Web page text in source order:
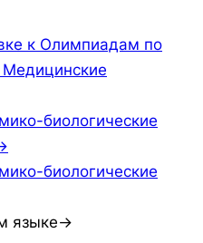
к Олимпиадам по
Медицинские
биологические
биологические
языке→